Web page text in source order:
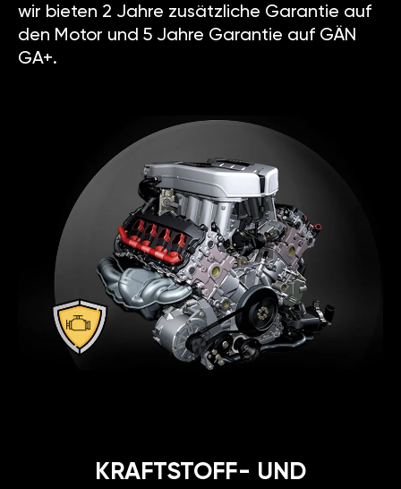
wir bieten 2 Jahre zusätzliche Garantie auf
den Motor und 5 Jahre Garantie auf GÄN
GA+.
KRAFTSTOFF- UND